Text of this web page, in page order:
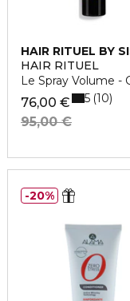
HAIR RITUEL BY
HAIR RITUEL
Le Spray Volume -
76,00 €
95,00 €
5 10
20%